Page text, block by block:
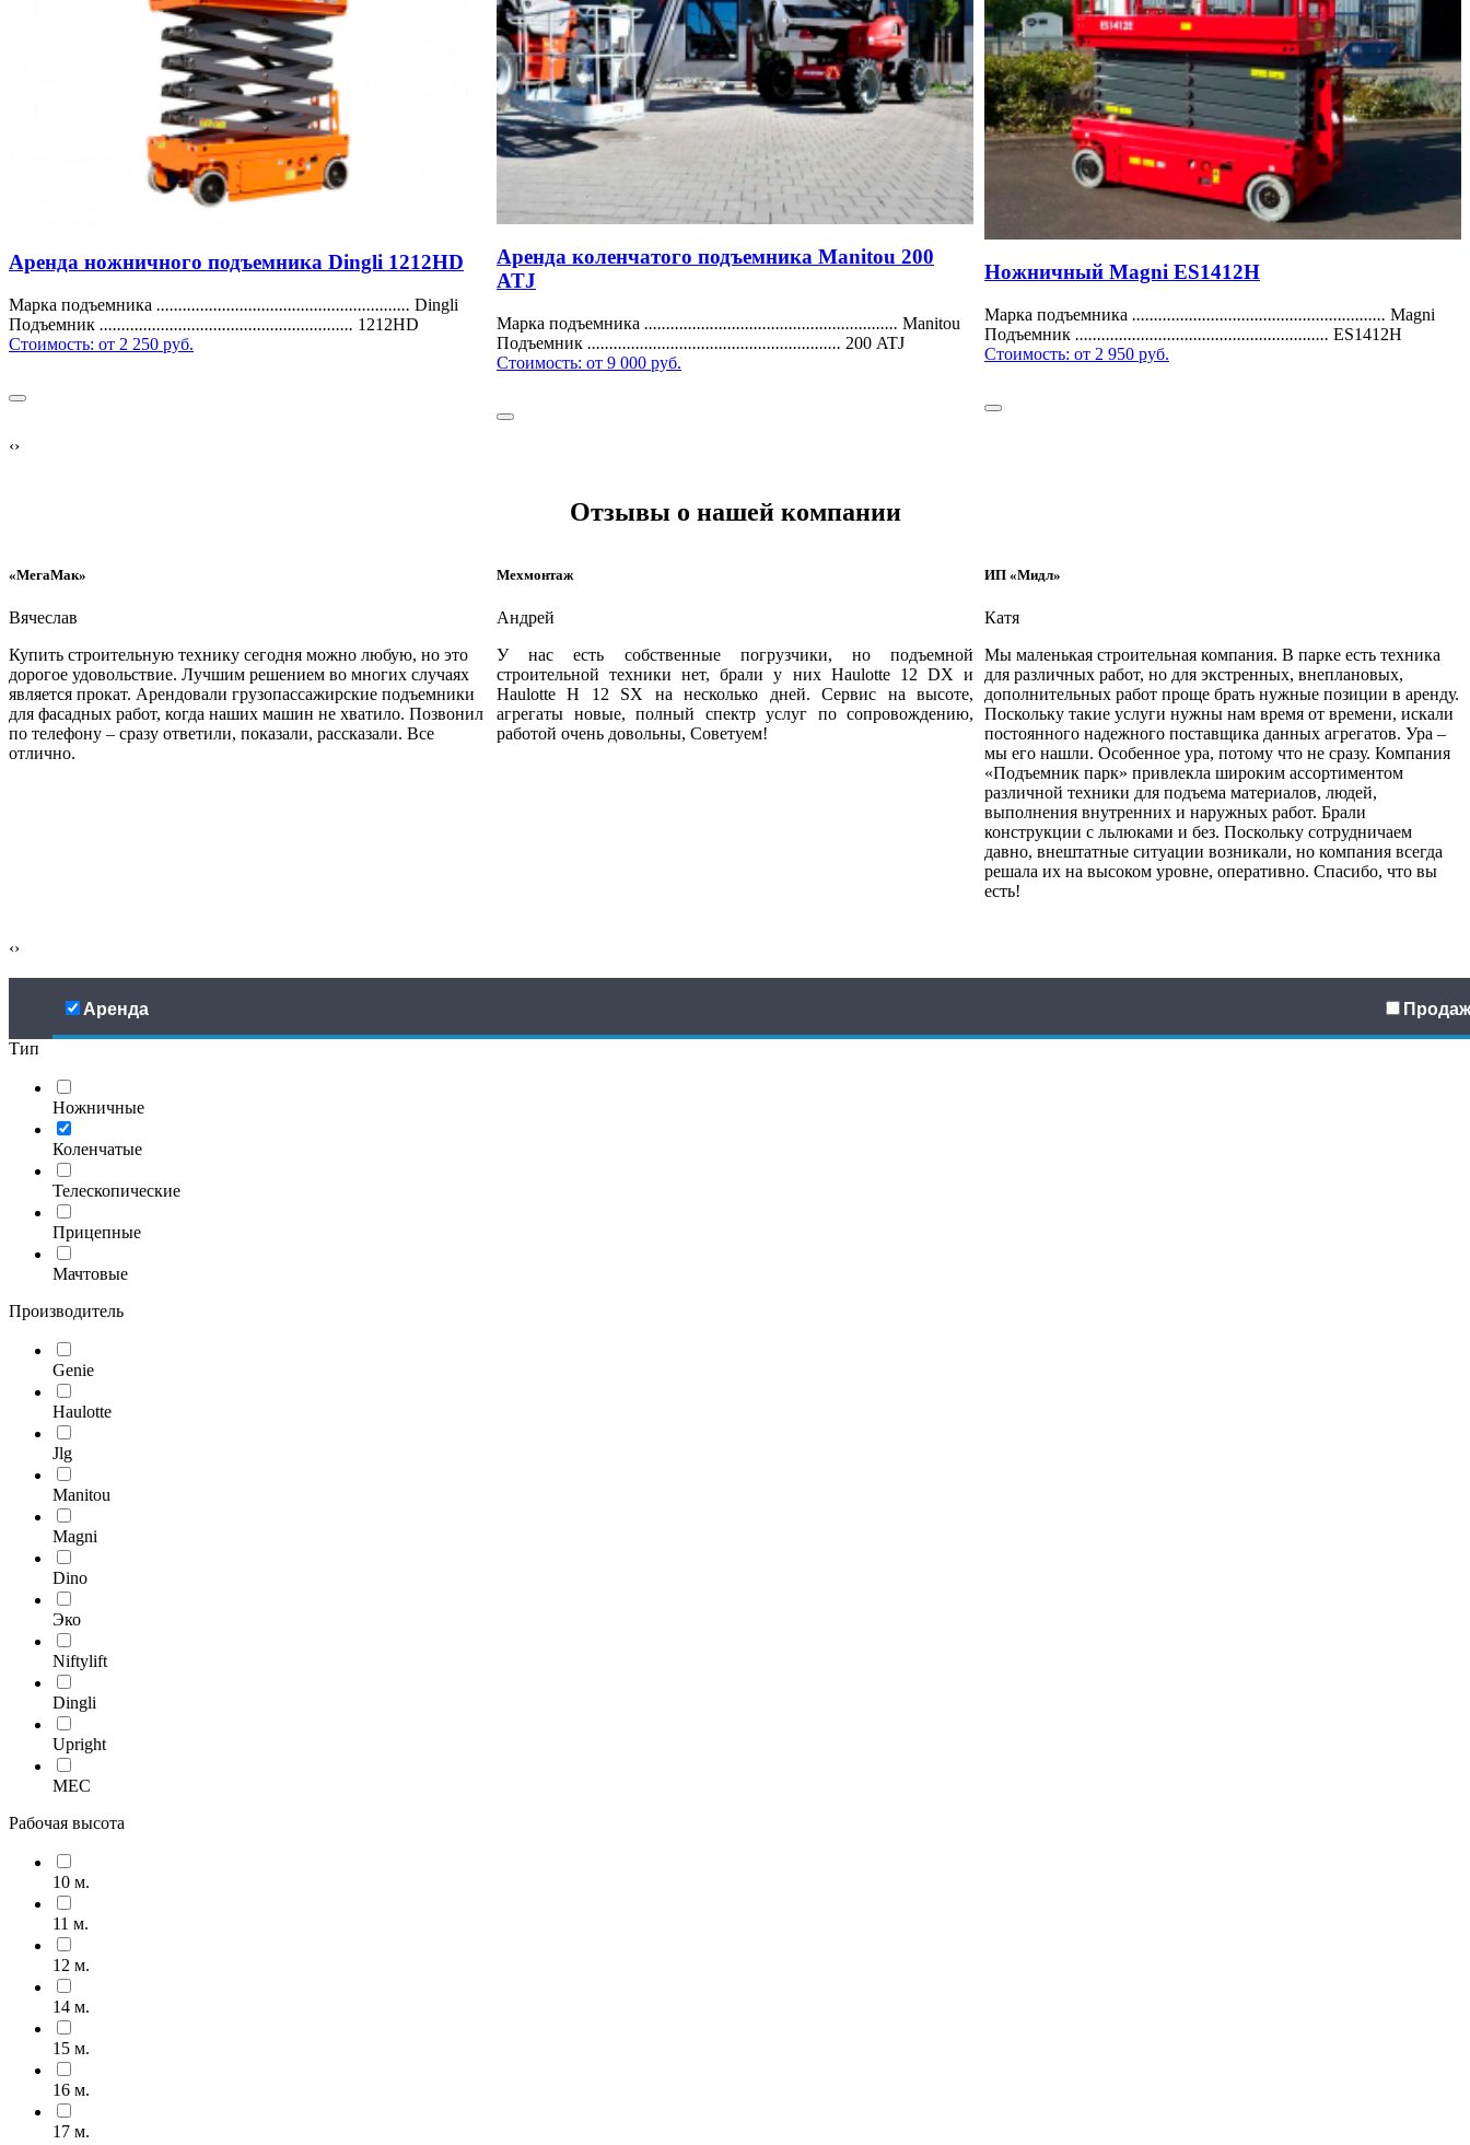
Аренда ножничного подъемника Dingli 1212HD
Марка подъемника .......................................................... Dingli
Подъемник .......................................................... 1212HD
Стоимость: от 2 250 руб.
Аренда коленчатого подъемника Manitou 200
ATJ
Марка подъемника .......................................................... Manitou
Подъемник .......................................................... 200 ATJ
Стоимость: от 9 000 руб.
Ножничный Magni ES1412H
Марка подъемника .......................................................... Magni
Подъемник .......................................................... ES1412H
Стоимость: от 2 950 руб.
‹›
Отзывы о нашей компании
«МегаМак»
Вячеслав
Купить строительную технику сегодня можно любую, но это
дорогое удовольствие. Лучшим решением во многих случаях
является прокат. Арендовали грузопассажирские подъемники
для фасадных работ, когда наших машин не хватило. Позвонил
по телефону – сразу ответили, показали, рассказали. Все
отлично.
Мехмонтаж
Андрей
У нас есть собственные погрузчики, но подъемной
строительной техники нет, брали у них Haulotte 12 DX и
Haulotte Н 12 SX на несколько дней. Сервис на высоте,
агрегаты новые, полный спектр услуг по сопровождению,
работой очень довольны, Советуем!
ИП «Мидл»
Катя
Мы маленькая строительная компания. В парке есть техника
для различных работ, но для экстренных, внеплановых,
дополнительных работ проще брать нужные позиции в аренду.
Поскольку такие услуги нужны нам время от времени, искали
постоянного надежного поставщика данных агрегатов. Ура –
мы его нашли. Особенное ура, потому что не сразу. Компания
«Подъемник парк» привлекла широким ассортиментом
различной техники для подъема материалов, людей,
выполнения внутренних и наружных работ. Брали
конструкции с льлюками и без. Поскольку сотрудничаем
давно, внештатные ситуации возникали, но компания всегда
решала их на высоком уровне, оперативно. Спасибо, что вы
есть!
‹›
Аренда
Тип
Ножничные
Коленчатые
Телескопические
Прицепные
Мачтовые
Производитель
Genie
Haulotte
Jlg
Manitou
Magni
Dino
Эко
Niftylift
Dingli
Upright
MEC
Рабочая высота
10 м.
11 м.
12 м.
14 м.
15 м.
16 м.
17 м.